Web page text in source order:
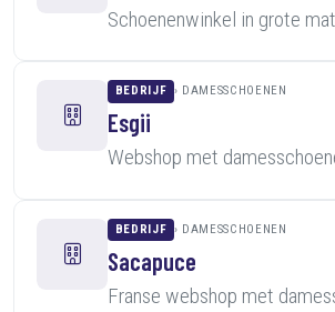
Schoenenwinkel in grote
BEDRIJF DAMESSCHOENEN
Esgii
Webshop met
BEDRIJF DAMESSCHOENEN
Sacapuce
Franse webshop met